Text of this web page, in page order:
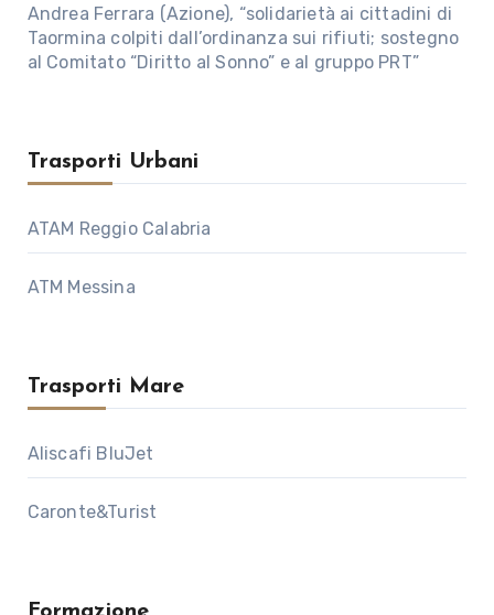
Andrea Ferrara (Azione), “solidarietà ai cittadini di
Taormina colpiti dall’ordinanza sui rifiuti; sostegno
al Comitato “Diritto al Sonno” e al gruppo PRT”
Trasporti Urbani
ATAM Reggio Calabria
ATM Messina
Trasporti Mare
Aliscafi BluJet
Caronte&Turist